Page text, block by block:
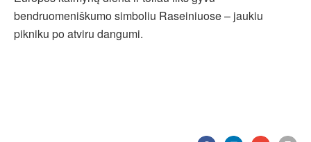
bendruomeniškumo simboliu Raseiniuose – jaukiu
pikniku po atviru dangumi.